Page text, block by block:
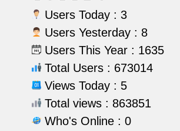
Users Today : 3
Users Yesterday : 8
Users This Year : 1635
Total Users : 673014
Views Today : 5
Total views : 863851
Who's Online : 0